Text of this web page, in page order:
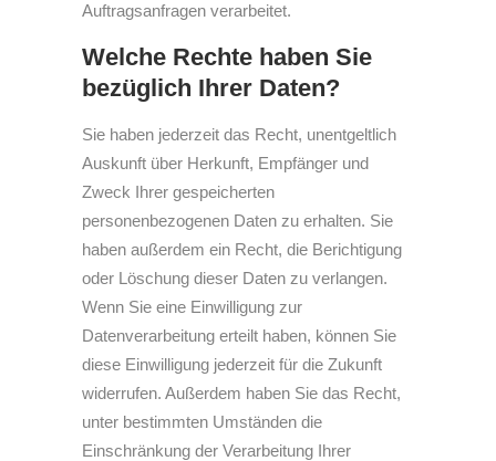
Auftragsanfragen verarbeitet.
Welche Rechte haben Sie
bezüglich Ihrer Daten?
Sie haben jederzeit das Recht, unentgeltlich
Auskunft über Herkunft, Empfänger und
Zweck Ihrer gespeicherten
personenbezogenen Daten zu erhalten. Sie
haben außerdem ein Recht, die Berichtigung
oder Löschung dieser Daten zu verlangen.
Wenn Sie eine Einwilligung zur
Datenverarbeitung erteilt haben, können Sie
diese Einwilligung jederzeit für die Zukunft
widerrufen. Außerdem haben Sie das Recht,
unter bestimmten Umständen die
Einschränkung der Verarbeitung Ihrer